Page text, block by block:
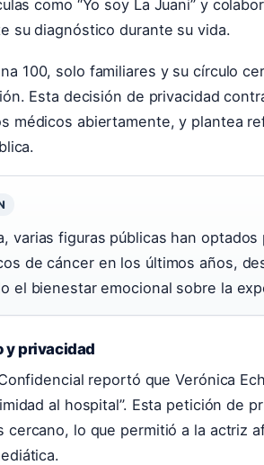
como “Yo soy La Juani” y
su diagnóstico durante su vida.
100, solo familiares y su círculo
Esta decisión de privacidad
médicos abiertamente, y plantea
varias figuras públicas han
de cáncer en los últimos años,
el bienestar emocional sobre la
y privacidad
reportó que Verónica
al hospital”. Esta petición de
cercano, lo que permitió a la actriz